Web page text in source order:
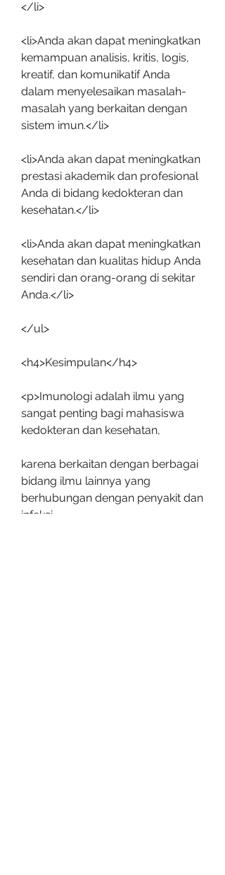
</li>
<li>Anda akan dapat meningkatkan
kemampuan analisis, kritis, logis,
kreatif, dan komunikatif Anda
dalam menyelesaikan masalah-
masalah yang berkaitan dengan
sistem imun.</li>
<li>Anda akan dapat meningkatkan
prestasi akademik dan profesional
Anda di bidang kedokteran dan
kesehatan.</li>
<li>Anda akan dapat meningkatkan
kesehatan dan kualitas hidup Anda
sendiri dan orang-orang di sekitar
Anda.</li>
</ul>
<h4>Kesimpulan</h4>
<p>Imunologi adalah ilmu yang
sangat penting bagi mahasiswa
kedokteran dan kesehatan,
karena berkaitan dengan berbagai
bidang ilmu lainnya yang
berhubungan dengan penyakit dan
infeksi.